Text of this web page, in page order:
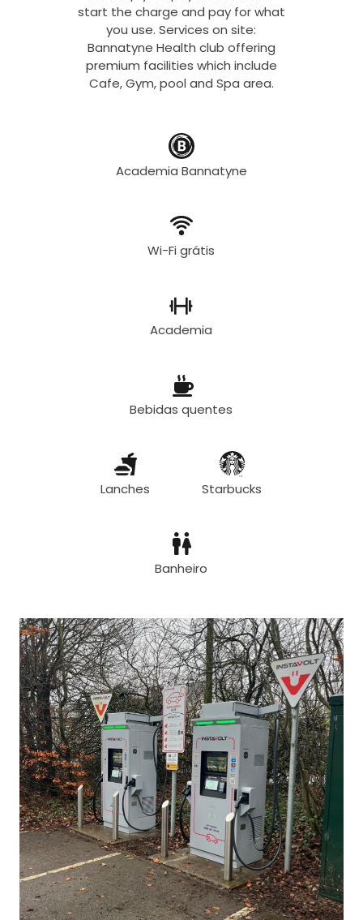
start the charge and pay for what
you use. Services on site:
Bannatyne Health club offering
premium facilities which include
Cafe, Gym, pool and Spa area.
Academia Bannatyne
Wi-Fi grátis
Academia
Bebidas quentes
Lanches Starbucks
Banheiro